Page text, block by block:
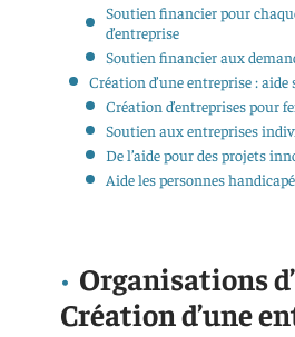
Soutien financier pour
d’entreprise
Soutien financier aux
Création d’une entreprise : aide
Création d’entreprises pour
Soutien aux entreprises
De l’aide pour des projets
Aide les personnes
Organisations
Création d’une